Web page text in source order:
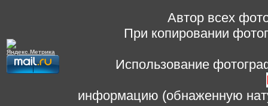
Автор всех
При копировании
Использование
информацию (обнаженную